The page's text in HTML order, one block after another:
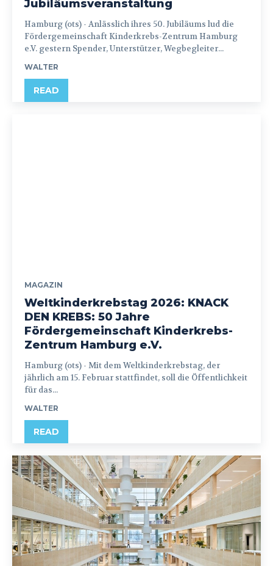
Jubiläumsveranstaltung
Hamburg (ots) - Anlässlich ihres 50. Jubiläums lud die
Fördergemeinschaft Kinderkrebs-Zentrum Hamburg
e.V. gestern Spender, Unterstützer, Wegbegleiter...
WALTER
READ
MAGAZIN
Weltkinderkrebstag 2026: KNACK
DEN KREBS: 50 Jahre
Fördergemeinschaft Kinderkrebs-
Zentrum Hamburg e.V.
Hamburg (ots) - Mit dem Weltkinderkrebstag, der
jährlich am 15. Februar stattfindet, soll die Öffentlichkeit
für das...
WALTER
READ